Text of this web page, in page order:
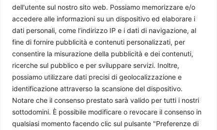
dell'utente sul nostro sito web. Possiamo memorizzare e/o
accedere alle informazioni su un dispositivo ed elaborare i
dati personali, come l’indirizzo IP e i dati di navigazione, al
fine di fornire pubblicità e contenuti personalizzati, per
consentire la misurazione della pubblicità e dei contenuti,
ricerche sul pubblico e per sviluppare servizi. Inoltre,
possiamo utilizzare dati precisi di geolocalizzazione e
identificazione attraverso la scansione del dispositivo.
Notare che il consenso prestato sarà valido per tutti i nostri
sottodomini. È possibile modificare o revocare il consenso in
qualsiasi momento facendo clic sul pulsante "Preferenze di
Il Brasile si prepara a combattere il crimine organizzato